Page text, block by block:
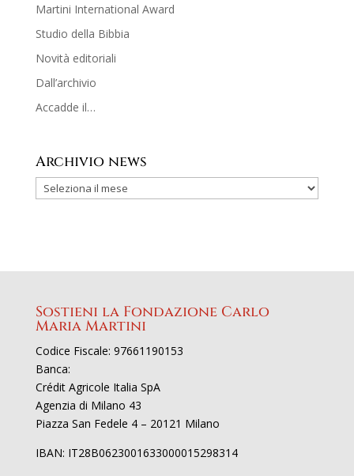
Martini International Award
Studio della Bibbia
Novità editoriali
Dall’archivio
Accadde il…
Archivio news
Sostieni la Fondazione Carlo
Maria Martini
Codice Fiscale: 97661190153
Banca:
Crédit Agricole Italia SpA
Agenzia di Milano 43
Piazza San Fedele 4 – 20121 Milano
IBAN: IT28B0623001633000015298314